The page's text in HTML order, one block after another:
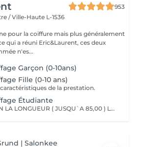
953
/ Ville-Haute L-1536
pour la coiffure mais plus généralement
qui a réuni Eric&Laurent, ces deux
n'es...
Garçon (0-10ans)
Fille (0-10 ans)
de la prestation.
Étudiante
LE PRIX VARIE SELON LA LONGUEUR ( JUSQU`A 85,00 ) Les remises sont valables uniquement mardi-mercredi-jeudi sur les prestations couleur, toner et balayage (-10%)